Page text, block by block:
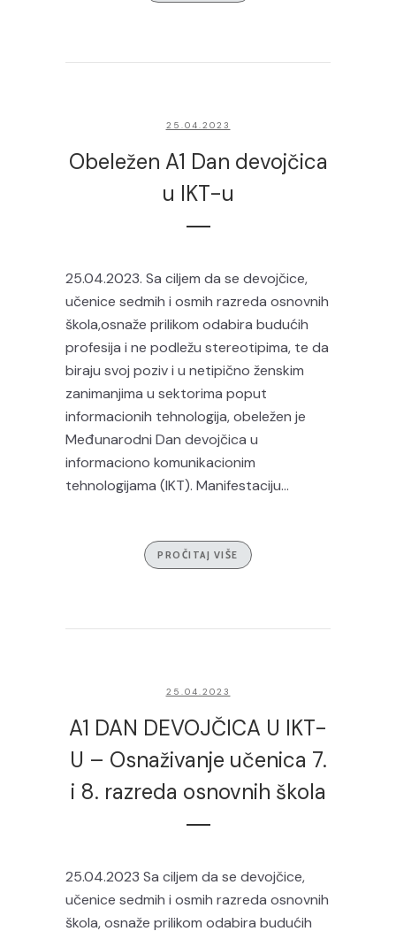
25.04.2023
Obeležen A1 Dan devojčica
u IKT-u
25.04.2023. Sa ciljem da se devojčice,
učenice sedmih i osmih razreda osnovnih
škola,osnaže prilikom odabira budućih
profesija i ne podležu stereotipima, te da
biraju svoj poziv i u netipično ženskim
zanimanjima u sektorima poput
informacionih tehnologija, obeležen je
Međunarodni Dan devojčica u
informaciono komunikacionim
tehnologijama (IKT). Manifestaciju...
PROČITAJ VIŠE
25.04.2023
A1 DAN DEVOJČICA U IKT-
U – Osnaživanje učenica 7.
i 8. razreda osnovnih škola
25.04.2023 Sa ciljem da se devojčice,
učenice sedmih i osmih razreda osnovnih
škola, osnaže prilikom odabira budućih